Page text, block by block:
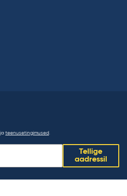
ja teenusetingimused.
Tellige
aadressil